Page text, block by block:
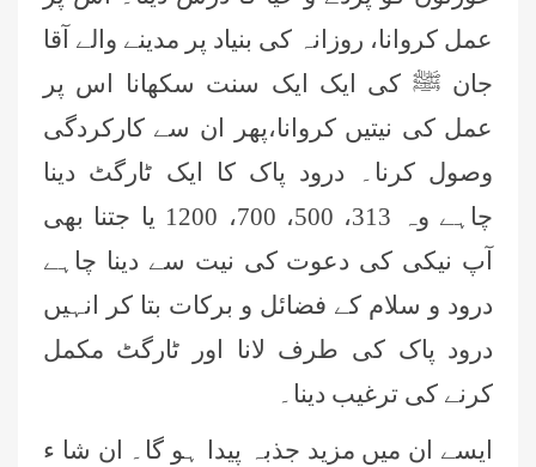
عمل کروانا، روزانہ کی بنیاد پر مدینے والے آقا
جان ﷺ کی ایک ایک سنت سکھانا اس پر
عمل کی نیتیں کروانا،پھر ان سے کارکردگی
وصول کرنا۔ درود پاک کا ایک ٹارگٹ دینا
چاہے وہ 313، 500، 700، 1200 یا جتنا بھی
آپ نیکی کی دعوت کی نیت سے دینا چاہے
درود و سلام کے فضائل و برکات بتا کر انہیں
درود پاک کی طرف لانا اور ٹارگٹ مکمل
کرنے کی ترغیب دینا۔
ایسے ان میں مزید جذبہ پیدا ہو گا۔ ان شا ء